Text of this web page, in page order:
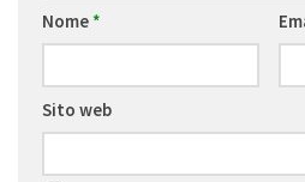
Nome*
Sito web